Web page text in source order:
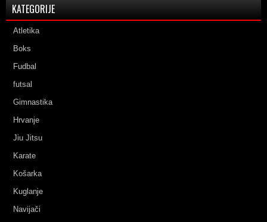
KATEGORIJE
Atletika
Boks
Fudbal
futsal
Gimnastika
Hrvanje
Jiu Jitsu
Karate
Košarka
Kuglanje
Navijači